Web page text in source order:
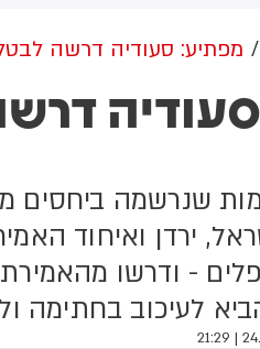
מפתיע: סעודיה דרשה
שנרשמה ביחסים
ירדן ואיחוד
- ודרשו
לעיכוב בחתימה